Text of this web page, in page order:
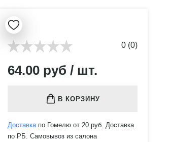
0 (0)
64.00 руб / шт.
В КОРЗИНУ
Доставкапо Гомелю от 20 руб. Доставка
по РБ. Самовывоз из салона